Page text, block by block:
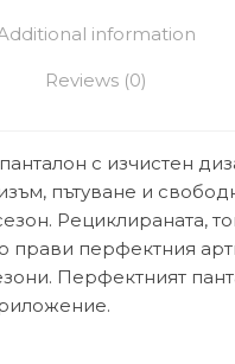
information
Reviews (0)
с изчистен
пътуване и
Рециклираната,
прави перфектния
Перфектният